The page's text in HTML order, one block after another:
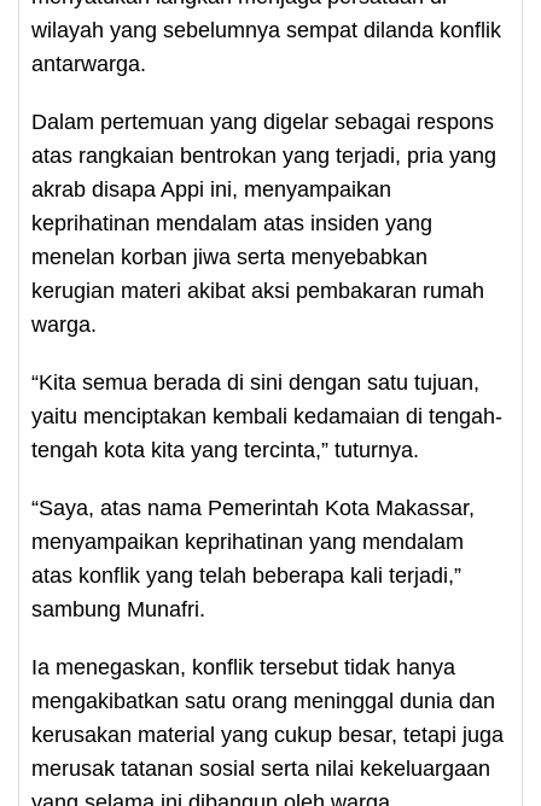
wilayah yang sebelumnya sempat dilanda konflik
antarwarga.
Dalam pertemuan yang digelar sebagai respons
atas rangkaian bentrokan yang terjadi, pria yang
akrab disapa Appi ini, menyampaikan
keprihatinan mendalam atas insiden yang
menelan korban jiwa serta menyebabkan
kerugian materi akibat aksi pembakaran rumah
warga.
“Kita semua berada di sini dengan satu tujuan,
yaitu menciptakan kembali kedamaian di tengah-
tengah kota kita yang tercinta,” tuturnya.
“Saya, atas nama Pemerintah Kota Makassar,
menyampaikan keprihatinan yang mendalam
atas konflik yang telah beberapa kali terjadi,”
sambung Munafri.
Ia menegaskan, konflik tersebut tidak hanya
mengakibatkan satu orang meninggal dunia dan
kerusakan material yang cukup besar, tetapi juga
merusak tatanan sosial serta nilai kekeluargaan